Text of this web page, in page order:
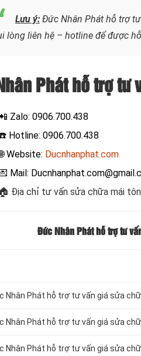
Lưu ý: Đức Nhân Phát hỗ trợ
lòng liên hệ – hotline để được
Phát hỗ trợ tư
Zalo: 0906.700.438
Hotline: 0906.700.438
Website: Ducnhanphat.com
Mail:
🏠 Địa chỉ tư vấn sửa chữa mái
Đức Nhân Phát hỗ trợ tư
Nhân Phát hỗ trợ tư vấn giá sửa
Nhân Phát hỗ trợ tư vấn giá sửa
Nhân Phát hỗ trợ tư vấn giá sửa